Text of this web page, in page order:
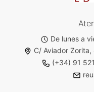
De lunes a
C/ Aviador
(+34) 91